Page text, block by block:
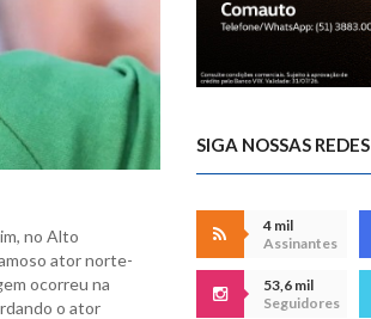
no Alto
ator norte-
ocorreu na
o ator
SIGA NOSSAS REDES
4 mil
Assinantes
53,6 mil
Seguidores